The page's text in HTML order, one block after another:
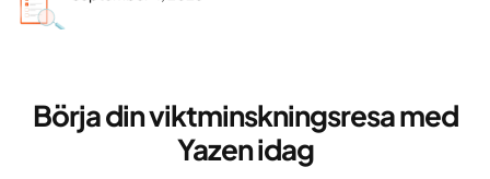
Börja din viktminskningsresa med
Yazen idag